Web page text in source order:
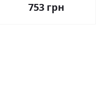
753 грн